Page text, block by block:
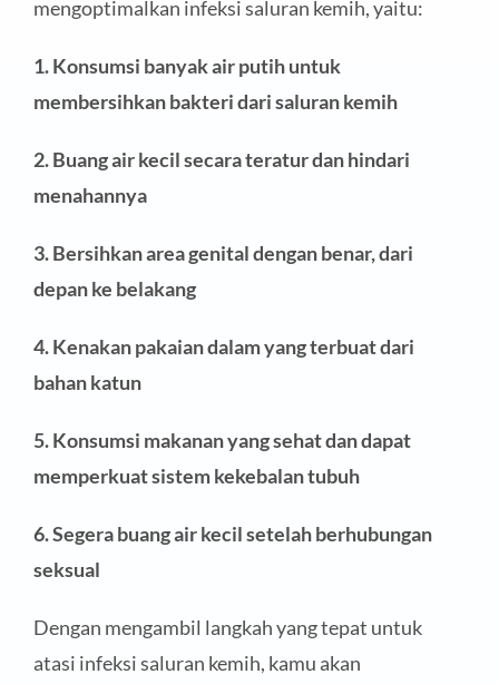
mengoptimalkan infeksi saluran kemih, yaitu:
1. Konsumsi banyak air putih untuk
membersihkan bakteri dari saluran kemih
2. Buang air kecil secara teratur dan hindari
menahannya
3. Bersihkan area genital dengan benar, dari
depan ke belakang
4. Kenakan pakaian dalam yang terbuat dari
bahan katun
5. Konsumsi makanan yang sehat dan dapat
memperkuat sistem kekebalan tubuh
6. Segera buang air kecil setelah berhubungan
seksual
Dengan mengambil langkah yang tepat untuk
atasi infeksi saluran kemih, kamu akan